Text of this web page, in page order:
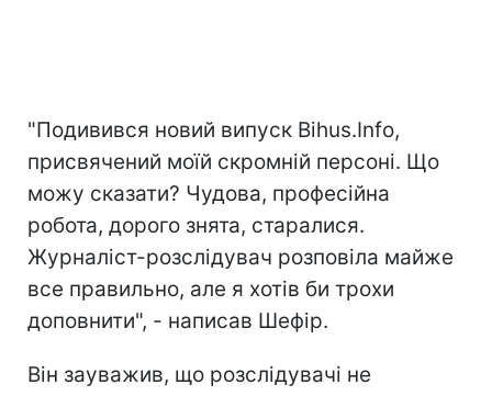
"Подивився новий випуск Bihus.Info,
присвячений моїй скромній персоні. Що
можу сказати? Чудова, професійна
робота, дорого знята, старалися.
Журналіст-розслідувач розповіла майже
все правильно, але я хотів би трохи
доповнити", - написав Шефір.
Він зауважив, що розслідувачі не